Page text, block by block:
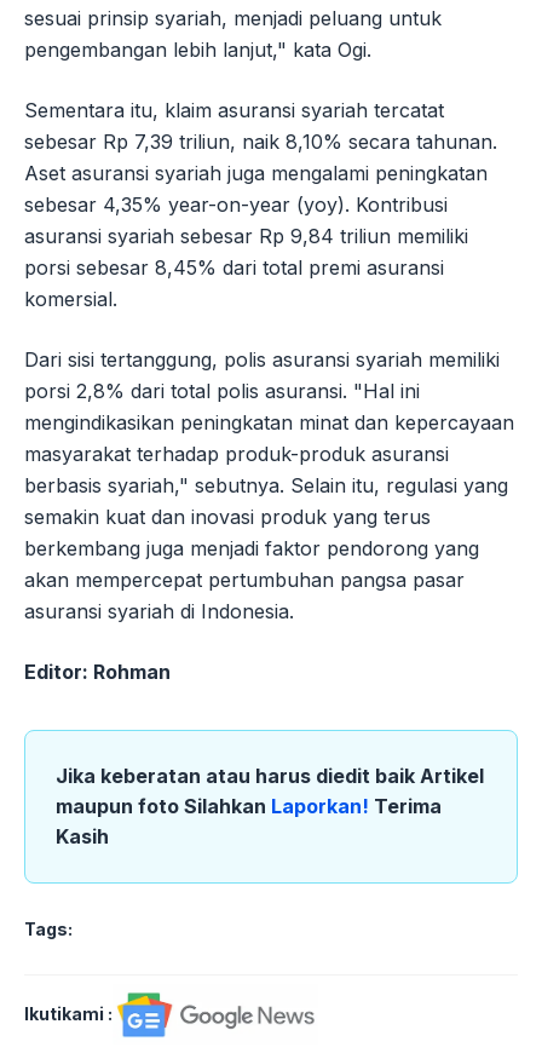
sesuai prinsip syariah, menjadi peluang untuk
pengembangan lebih lanjut," kata Ogi.
Sementara itu, klaim asuransi syariah tercatat
sebesar Rp 7,39 triliun, naik 8,10% secara tahunan.
Aset asuransi syariah juga mengalami peningkatan
sebesar 4,35% year-on-year (yoy). Kontribusi
asuransi syariah sebesar Rp 9,84 triliun memiliki
porsi sebesar 8,45% dari total premi asuransi
komersial.
Dari sisi tertanggung, polis asuransi syariah memiliki
porsi 2,8% dari total polis asuransi. "Hal ini
mengindikasikan peningkatan minat dan kepercayaan
masyarakat terhadap produk-produk asuransi
berbasis syariah," sebutnya. Selain itu, regulasi yang
semakin kuat dan inovasi produk yang terus
berkembang juga menjadi faktor pendorong yang
akan mempercepat pertumbuhan pangsa pasar
asuransi syariah di Indonesia.
Editor: Rohman
Jika keberatan atau harus diedit baik Artikel
maupun foto Silahkan Laporkan! Terima
Kasih
Tags:
Ikutikami :